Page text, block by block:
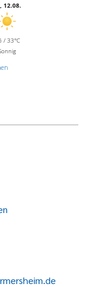
12.08.
/ 33°C